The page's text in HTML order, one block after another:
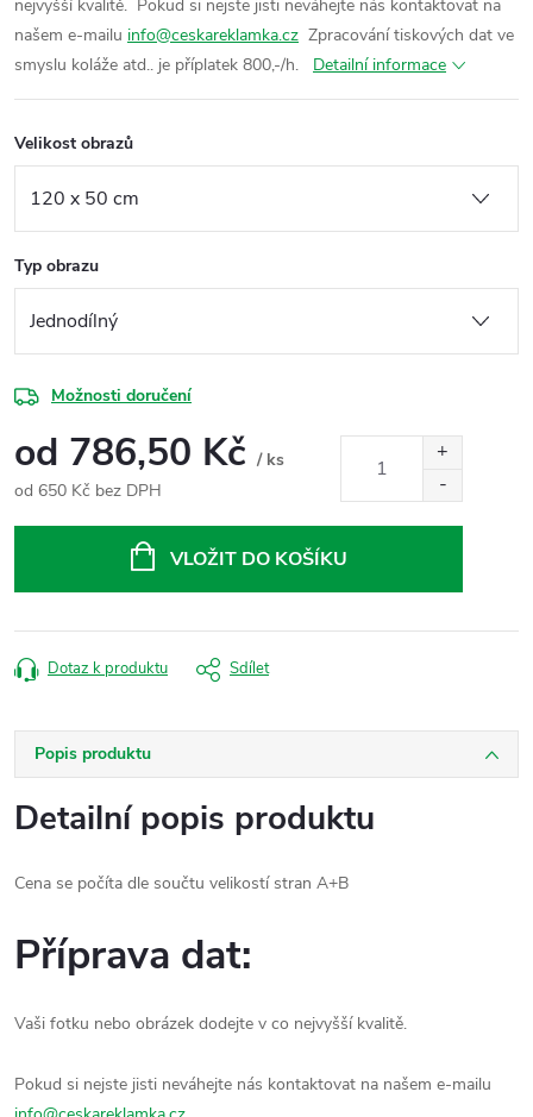
nejvyšší kvalitě. Pokud si nejste jisti neváhejte nás kontaktovat na
našem e-mailu info@ceskareklamka.cz Zpracování tiskových dat ve
smyslu koláže atd.. je příplatek 800,-/h.
Detailní informace
Velikost obrazů
Typ obrazu
Možnosti doručení
od 786,50 Kč / ks
od 650 Kč bez DPH
VLOŽIT DO KOŠÍKU
Dotaz k produktu Sdílet
Popis produktu
Detailní popis produktu
Cena se počíta dle součtu velikostí stran A+B
Příprava dat:
Vaši fotku nebo obrázek dodejte v co nejvyšší kvalitě.
Pokud si nejste jisti neváhejte nás kontaktovat na našem e-mailu